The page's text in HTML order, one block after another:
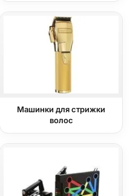
Машинки для стрижки
волос